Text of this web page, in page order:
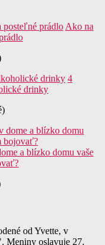
Ako na
4
drinky
a blízko domu vaše
od Yvette, v
Meniny oslavuje 27.